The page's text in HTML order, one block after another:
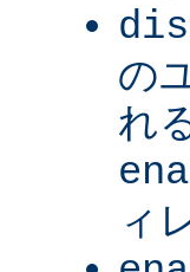
の
れ
ィ